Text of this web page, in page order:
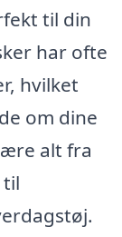
til din
har ofte
hvilket
om dine
alt fra